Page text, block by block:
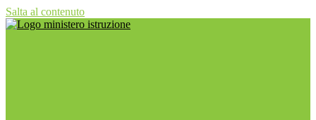
Salta al contenuto